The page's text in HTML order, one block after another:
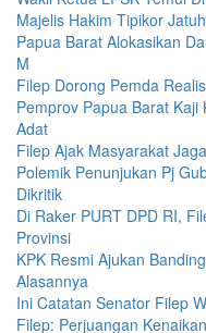
Majelis Hakim Tipikor
Papua Barat Alokasikan
M
Filep Dorong Pemda
Pemprov Papua Barat
Adat
Filep Ajak Masyarakat
Polemik Penunjukan Pj
Dikritik
Di Raker PURT DPD RI,
Provinsi
KPK Resmi Ajukan
Alasannya
Ini Catatan Senator Filep
Filep: Perjuangan